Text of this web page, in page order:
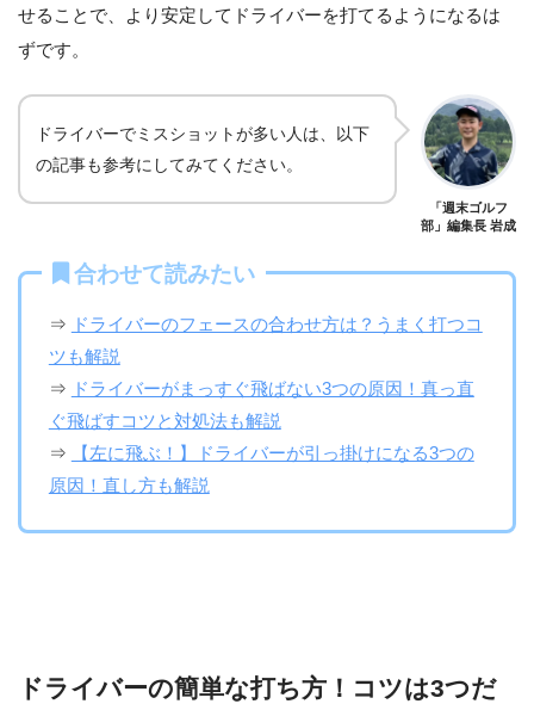
せることで、より安定してドライバーを打てるようになるは
ずです。
ドライバーでミスショットが多い人は、以下
の記事も参考にしてみてください。
「週末ゴルフ
部」編集長 岩成
合わせて読みたい
⇒ ドライバーのフェースの合わせ方は？うまく打つコ
ツも解説
⇒ ドライバーがまっすぐ飛ばない3つの原因！真っ直
ぐ飛ばすコツと対処法も解説
⇒
【左に飛ぶ！】ドライバーが引っ掛けになる3つの
原因！直し方も解説
ドライバーの簡単な打ち方！コツは3つだ